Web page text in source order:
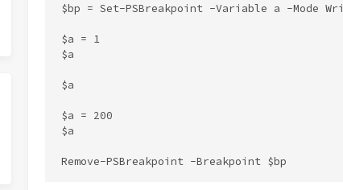
$bp = Set-PSBreakpoint -Variable a -Mode
$a = 1
$a
$a
$a = 200
$a